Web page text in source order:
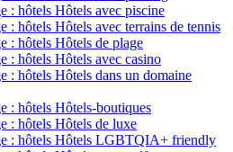
: hôtels Hôtels avec piscine
: hôtels Hôtels avec terrains de tennis
: hôtels Hôtels de plage
: hôtels Hôtels avec casino
: hôtels Hôtels dans un domaine
: hôtels Hôtels-boutiques
: hôtels Hôtels de luxe
: hôtels Hôtels LGBTQIA+ friendly